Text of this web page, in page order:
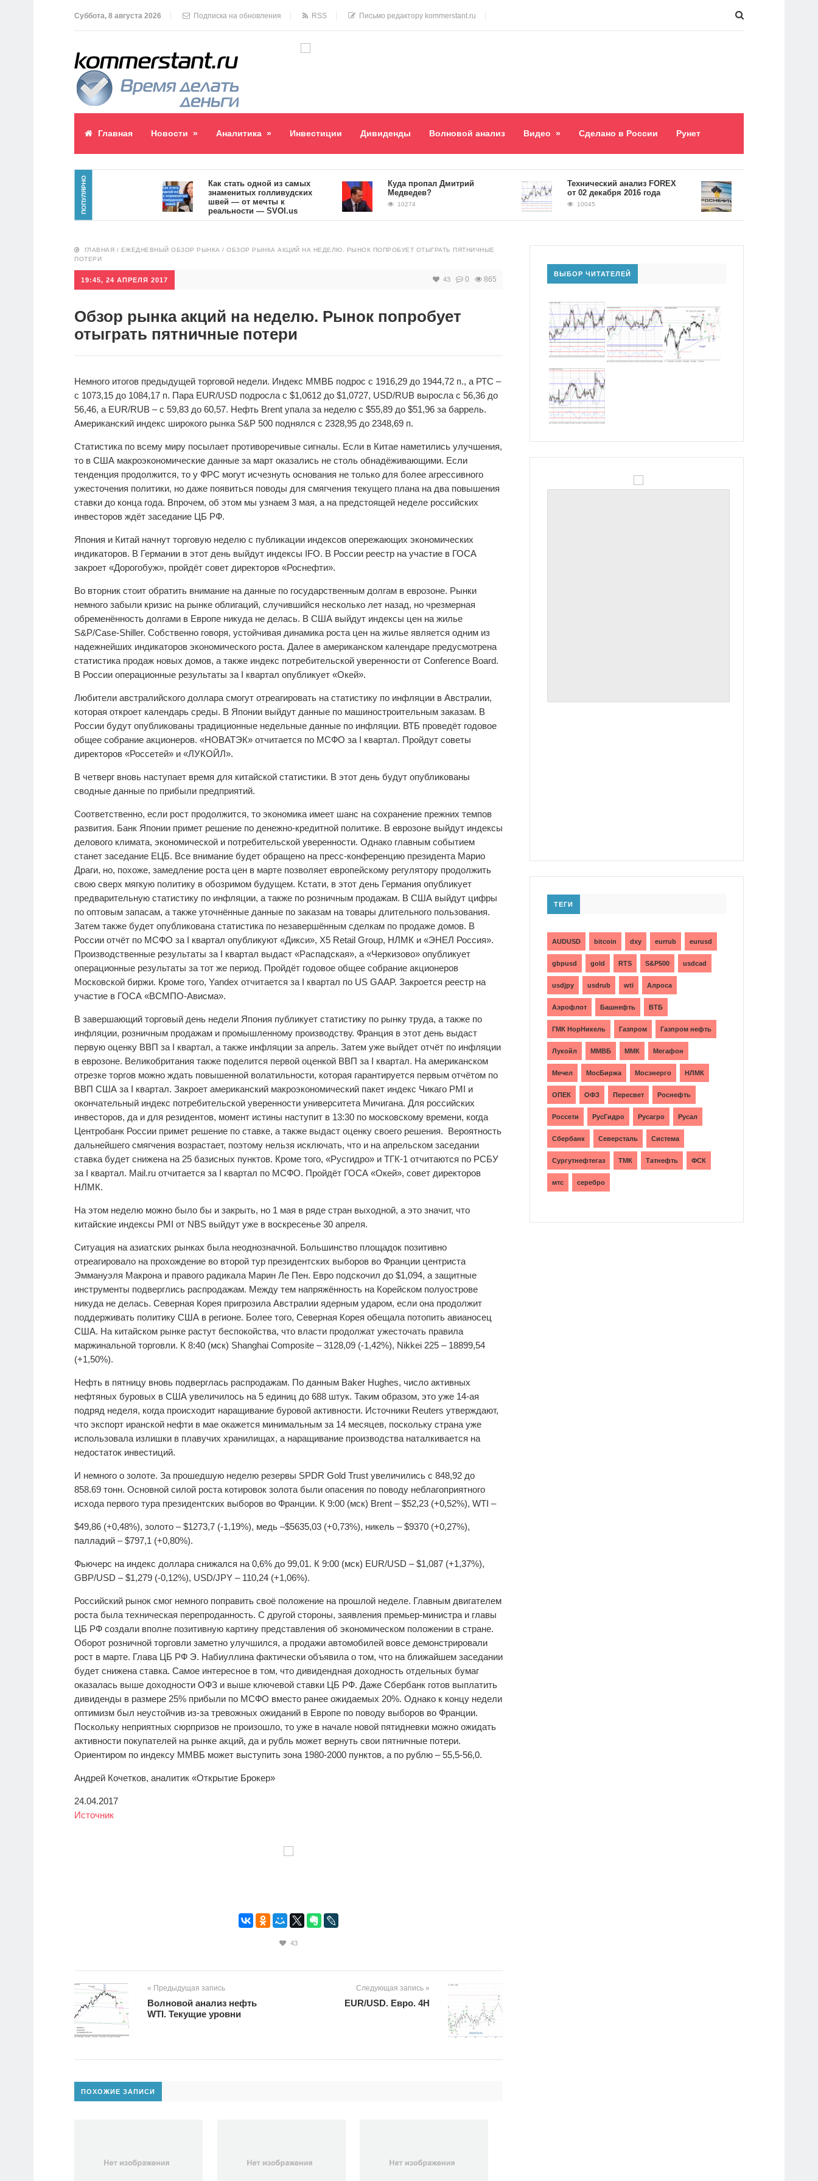
Суббота, 8 августа 2026 Подписка на обновления RSS Письмо редактору kommerstant.ru
Главная Новости » Аналитика » Инвестиции Дивиденды Волновой анализ Видео » Сделано в России Рунет
ПОПУЛЯРНО
Как стать одной из самых
знаменитых голливудских
швей — от мечты к
реальности — SVOI.us
10555
Куда пропал Дмитрий
Медведев?
10274
​Технический анализ FOREX
от 02 декабря 2016 года
10045
Долг «Роснефти»
5,2 триллиона рублей
ГЛАВНАЯ / ЕЖЕДНЕВНЫЙ ОБЗОР РЫНКА / ОБЗОР РЫНКА АКЦИЙ НА НЕДЕЛЮ. РЫНОК ПОПРОБУЕТ ОТЫГРАТЬ ПЯТНИЧНЫЕ
ПОТЕРИ
19:45, 24 АПРЕЛЯ 2017 43 0 865
Обзор рынка акций на неделю. Рынок попробует
отыграть пятничные потери
Немного итогов предыдущей торговой недели. Индекс ММВБ подрос с 1916,29 до 1944,72 п., а РТС –
с 1073,15 до 1084,17 п. Пара EUR/USD подросла с $1,0612 до $1,0727, USD/RUB выросла с 56,36 до
56,46, а EUR/RUB – с 59,83 до 60,57. Нефть Brent упала за неделю с $55,89 до $51,96 за баррель.
Американский индекс широкого рынка S&P 500 поднялся с 2328,95 до 2348,69 п.
Статистика по всему миру посылает противоречивые сигналы. Если в Китае наметились улучшения,
то в США макроэкономические данные за март оказались не столь обнадёживающими. Если
тенденция продолжится, то у ФРС могут исчезнуть основания не только для более агрессивного
ужесточения политики, но даже появиться поводы для смягчения текущего плана на два повышения
ставки до конца года. Впрочем, об этом мы узнаем 3 мая, а на предстоящей неделе российских
инвесторов ждёт заседание ЦБ РФ.
Япония и Китай начнут торговую неделю с публикации индексов опережающих экономических
индикаторов. В Германии в этот день выйдут индексы IFO. В России реестр на участие в ГОСА
закроет «Дорогобуж», пройдёт совет директоров «Роснефти».
Во вторник стоит обратить внимание на данные по государственным долгам в еврозоне. Рынки
немного забыли кризис на рынке облигаций, случившийся несколько лет назад, но чрезмерная
обременённость долгами в Европе никуда не делась. В США выйдут индексы цен на жилье
S&P/Case-Shiller. Собственно говоря, устойчивая динамика роста цен на жилье является одним из
надежнейших индикаторов экономического роста. Далее в американском календаре предусмотрена
статистика продаж новых домов, а также индекс потребительской уверенности от Conference Board.
В России операционные результаты за I квартал опубликует «Окей».
Любители австралийского доллара смогут отреагировать на статистику по инфляции в Австралии,
которая откроет календарь среды. В Японии выйдут данные по машиностроительным заказам. В
России будут опубликованы традиционные недельные данные по инфляции. ВТБ проведёт годовое
общее собрание акционеров. «НОВАТЭК» отчитается по МСФО за I квартал. Пройдут советы
директоров «Россетей» и «ЛУКОЙЛ».
В четверг вновь наступает время для китайской статистики. В этот день будут опубликованы
сводные данные по прибыли предприятий.
Соответственно, если рост продолжится, то экономика имеет шанс на сохранение прежних темпов
развития. Банк Японии примет решение по денежно-кредитной политике. В еврозоне выйдут индексы
делового климата, экономической и потребительской уверенности. Однако главным событием
станет заседание ЕЦБ. Все внимание будет обращено на пресс-конференцию президента Марио
Драги, но, похоже, замедление роста цен в марте позволяет европейскому регулятору продолжить
свою сверх мягкую политику в обозримом будущем. Кстати, в этот день Германия опубликует
предварительную статистику по инфляции, а также по розничным продажам. В США выйдут цифры
по оптовым запасам, а также уточнённые данные по заказам на товары длительного пользования.
Затем также будет опубликована статистика по незавершённым сделкам по продаже домов. В
России отчёт по МСФО за I квартал опубликуют «Дикси», X5 Retail Group, НЛМК и «ЭНЕЛ Россия».
Производственные результаты за I квартал выдаст «Распадская», а «Черкизово» опубликует
операционные результаты за тот же период. Пройдёт годовое общее собрание акционеров
Московской биржи. Кроме того, Yandex отчитается за I квартал по US GAAP. Закроется реестр на
участие в ГОСА «ВСМПО-Ависма».
В завершающий торговый день недели Япония публикует статистику по рынку труда, а также по
инфляции, розничным продажам и промышленному производству. Франция в этот день выдаст
первую оценку ВВП за I квартал, а также инфляции за апрель. Затем уже выйдет отчёт по инфляции
в еврозоне. Великобритания также поделится первой оценкой ВВП за I квартал. На американском
отрезке торгов можно ждать повышенной волатильности, которая гарантируется первым отчётом по
ВВП США за I квартал. Закроет американский макроэкономический пакет индекс Чикаго PMI и
окончательный индекс потребительской уверенности университета Мичигана. Для российских
инвесторов, да и для резидентов, момент истины наступит в 13:30 по московскому времени, когда
Центробанк России примет решение по ставке, а также выдаст оценку своего решения. Вероятность
дальнейшего смягчения возрастает, поэтому нельзя исключать, что и на апрельском заседании
ставка будет снижена на 25 базисных пунктов. Кроме того, «Русгидро» и ТГК-1 отчитаются по РСБУ
за I квартал. Mail.ru отчитается за I квартал по МСФО. Пройдёт ГОСА «Окей», совет директоров
НЛМК.
На этом неделю можно было бы и закрыть, но 1 мая в ряде стран выходной, а это значит, что
китайские индексы PMI от NBS выйдут уже в воскресенье 30 апреля.
Ситуация на азиатских рынках была неоднозначной. Большинство площадок позитивно
отреагировало на прохождение во второй тур президентских выборов во Франции центриста
Эммануэля Макрона и правого радикала Марин Ле Пен. Евро подскочил до $1,094, а защитные
инструменты подверглись распродажам. Между тем напряжённость на Корейском полуострове
никуда не делась. Северная Корея пригрозила Австралии ядерным ударом, если она продолжит
поддерживать политику США в регионе. Более того, Северная Корея обещала потопить авианосец
США. На китайском рынке растут беспокойства, что власти продолжат ужесточать правила
маржинальной торговли. К 8:40 (мск) Shanghai Composite – 3128,09 (-1,42%), Nikkei 225 – 18899,54
(+1,50%).
Нефть в пятницу вновь подверглась распродажам. По данным Baker Hughes, число активных
нефтяных буровых в США увеличилось на 5 единиц до 688 штук. Таким образом, это уже 14-ая
подряд неделя, когда происходит наращивание буровой активности. Источники Reuters утверждают,
что экспорт иранской нефти в мае окажется минимальным за 14 месяцев, поскольку страна уже
использовала излишки в плавучих хранилищах, а наращивание производства наталкивается на
недостаток инвестиций.
И немного о золоте. За прошедшую неделю резервы SPDR Gold Trust увеличились с 848,92 до
858.69 тонн. Основной силой роста котировок золота были опасения по поводу неблагоприятного
исхода первого тура президентских выборов во Франции. К 9:00 (мск) Brent – $52,23 (+0,52%), WTI –
$49,86 (+0,48%), золото – $1273,7 (-1,19%), медь –$5635,03 (+0,73%), никель – $9370 (+0,27%),
палладий – $797,1 (+0,80%).
Фьючерс на индекс доллара снижался на 0,6% до 99,01. К 9:00 (мск) EUR/USD – $1,087 (+1,37%),
GBP/USD – $1,279 (-0,12%), USD/JPY – 110,24 (+1,06%).
Российский рынок смог немного поправить своё положение на прошлой неделе. Главным двигателем
роста была техническая перепроданность. С другой стороны, заявления премьер-министра и главы
ЦБ РФ создали вполне позитивную картину представления об экономическом положении в стране.
Оборот розничной торговли заметно улучшился, а продажи автомобилей вовсе демонстрировали
рост в марте. Глава ЦБ РФ Э. Набиуллина фактически объявила о том, что на ближайшем заседании
будет снижена ставка. Самое интересное в том, что дивидендная доходность отдельных бумаг
оказалась выше доходности ОФЗ и выше ключевой ставки ЦБ РФ. Даже Сбербанк готов выплатить
дивиденды в размере 25% прибыли по МСФО вместо ранее ожидаемых 20%. Однако к концу недели
оптимизм был неустойчив из-за тревожных ожиданий в Европе по поводу выборов во Франции.
Поскольку неприятных сюрпризов не произошло, то уже в начале новой пятидневки можно ожидать
активности покупателей на рынке акций, да и рубль может вернуть свои пятничные потери.
Ориентиром по индексу ММВБ может выступить зона 1980-2000 пунктов, а по рублю – 55,5-56,0.
Андрей Кочетков, аналитик «Открытие Брокер»
24.04.2017
Источник
43
« Предыдущая запись
Волновой анализ нефть
WTI. Текущие уровни
Следующая запись »
EUR/USD. Евро. 4H
ПОХОЖИЕ ЗАПИСИ
ВЫБОР ЧИТАТЕЛЕЙ
ТЕГИ
AUDUSD bitcoin dxy eurrub eurusd
gbpusd gold RTS S&P500 usdcad
usdjpy usdrub wti Алроса
Аэрофлот Башнефть ВТБ
ГМК НорНикель Газпром Газпром нефть
Лукойл ММВБ ММК Мегафон
Мечел МосБиржа Мосэнерго НЛМК
ОПЕК ОФЗ Пересвет Роснефть
Россети РусГидро Русагро Русал
Сбербанк Северсталь Система
Сургутнефтегаз ТМК Татнефть ФСК
мтс серебро